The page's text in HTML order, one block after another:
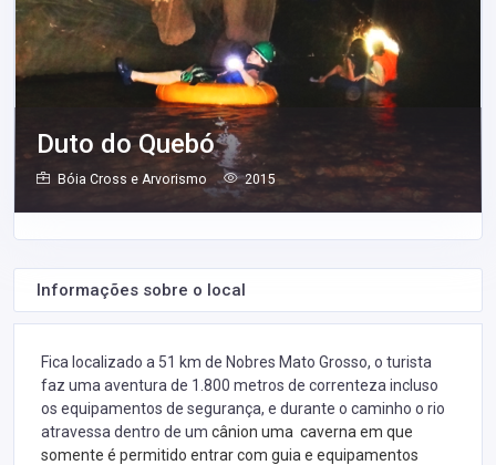
Duto do Quebó
Bóia Cross e Arvorismo 2015
Informações sobre o local
Fica localizado a 51 km de Nobres Mato Grosso, o turista
faz uma aventura de 1.800 metros de correnteza incluso
os equipamentos de segurança, e durante o caminho o rio
atravessa dentro de um cânion uma caverna em que
somente é permitido entrar com guia e equipamentos